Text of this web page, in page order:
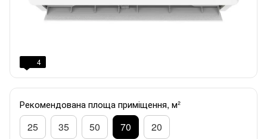
4
Рекомендована площа приміщення, м²
25 35 50 70 20